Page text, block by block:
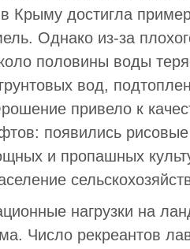
Крыму достигла
Однако из-за
половины воды
вод,
привело к
появились
и пропашных
нагрузки на
Число рекреантов